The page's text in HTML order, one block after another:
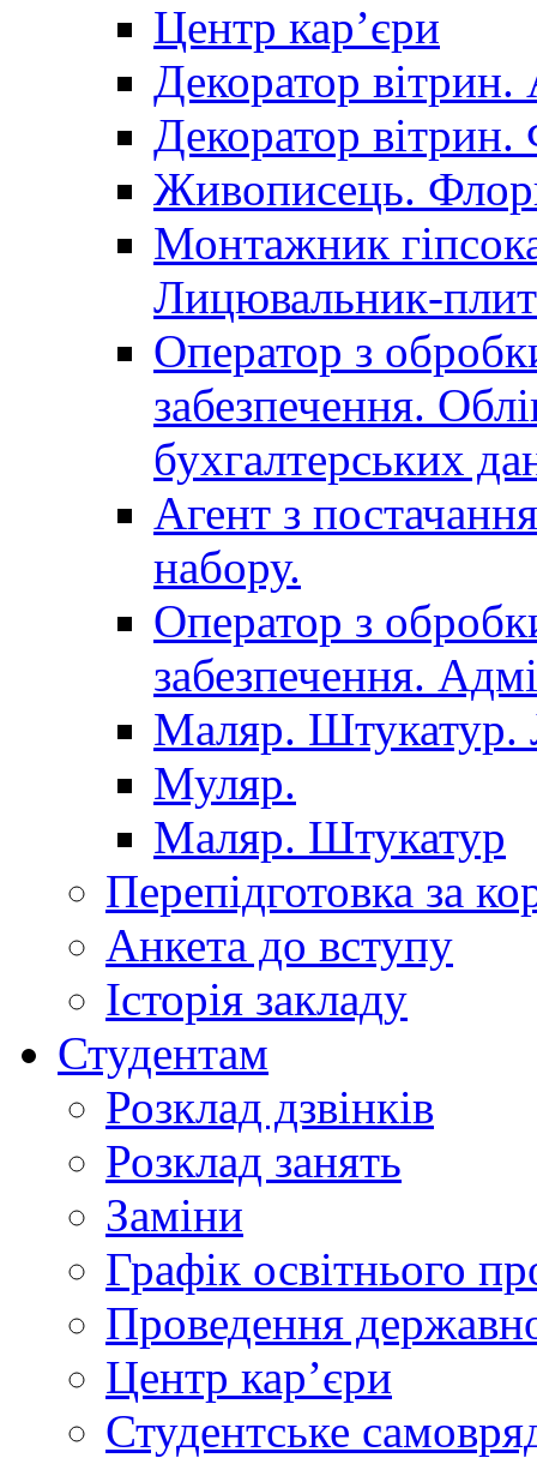
Центр кар’єри
Декоратор вітрин.
Декоратор вітрин.
Живописець.
Монтажник
Лицювальник-
Оператор з
забезпечення.
бухгалтерських
Агент з
набору.
Оператор з
забезпечення.
Маляр. Штукатур.
Муляр.
Маляр. Штукатур
Перепідготовка за
Анкета до вступу
Історія закладу
Студентам
Розклад дзвінків
Розклад занять
Заміни
Графік освітнього
Проведення
Центр кар’єри
Студентське